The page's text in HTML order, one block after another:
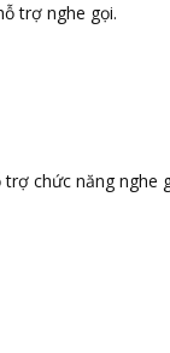
trợ nghe gọi.
chức năng nghe